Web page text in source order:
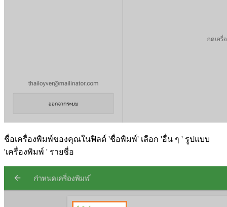
ชื่อเครื่องพิมพ์ของคุณในฟิลด์ 'ชื่อพิมพ์' เลือก 'อื่น ๆ ' รูปแบบ
'เครื่องพิมพ์ ' รายชื่อ